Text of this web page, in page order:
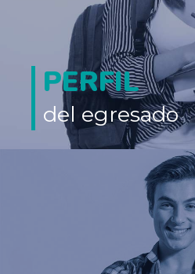
PERFIL
del egresado
Funcionarios del Ministerio Público